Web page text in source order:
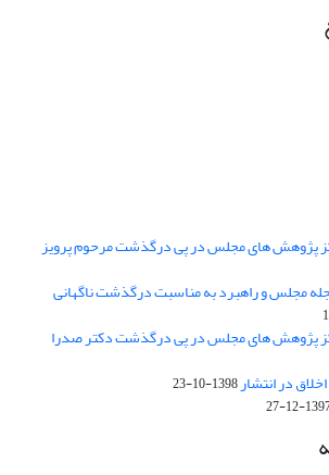
پژوهش های مجلس در پی درگذشت مرحوم پرویز
مجلس و راهبرد به مناسبت درگذشت ناگهانی
پژوهش های مجلس در پی درگذشت دکتر صدرا
در انتشار1398-10-23
1397-